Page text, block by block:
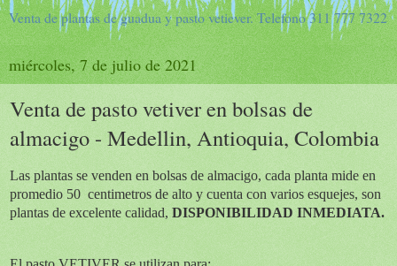
Venta de plantas de guadua y pasto vetiever. Telefono 311 777 7322
miércoles, 7 de julio de 2021
Venta de pasto vetiver en bolsas de
almacigo - Medellin, Antioquia, Colombia
Las plantas se venden en bolsas de almacigo, cada planta mide en
promedio 50 centimetros de alto y cuenta con varios esquejes, son
plantas de excelente calidad, DISPONIBILIDAD INMEDIATA.